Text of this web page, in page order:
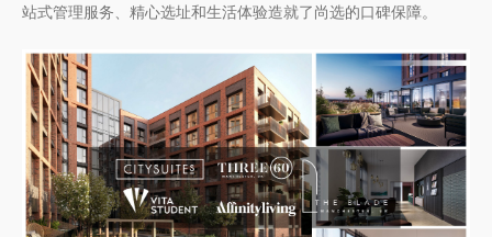
站式管理服务、精心选址和生活体验造就了尚选的口碑保障。